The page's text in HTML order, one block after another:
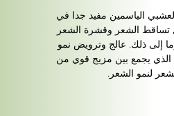
الياسمين مفيد جدا في
الشعر وقشرة الشعر
إلى ذلك. عالج وترويض نمو
يجمع بين مزيج قوي من
لنمو الشعر.